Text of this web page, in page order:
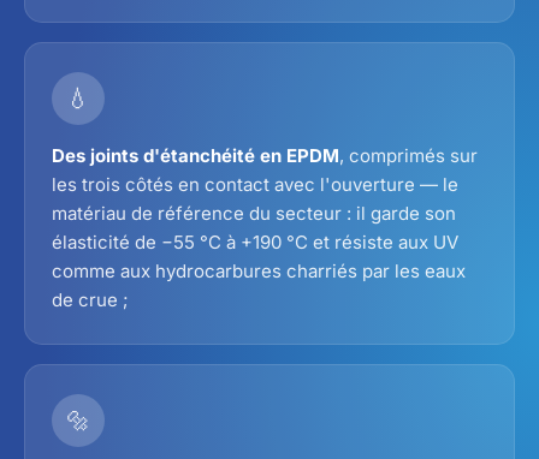
💧
Des joints d'étanchéité en EPDM, comprimés sur
les trois côtés en contact avec l'ouverture — le
matériau de référence du secteur : il garde son
élasticité de −55 °C à +190 °C et résiste aux UV
comme aux hydrocarbures charriés par les eaux
de crue ;
🔩